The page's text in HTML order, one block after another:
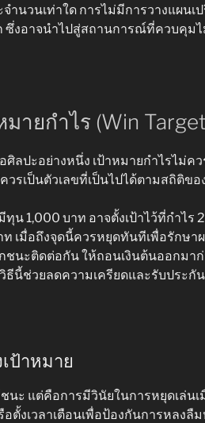
ำนวนเท่าใด การไม่มีการวางแผนเ
ซึ่งอาจนำไปสู่สถานการณ์ที่ควบคุม
ายกำไร (Win
ลปะอย่างหนึ่ง เป้าหมายกำไรไม่คว
รเป็นตัวเลขที่เป็นไปได้ตามสถิติขอ
ทุน 1,000 บาท อาจตั้งเป้าไว้ที่กำไร
เมื่อถึงจุดนี้ควรหยุดทันทีเพื่อรักษา
ชนะติดต่อกัน ให้ถอนเงินต้นออกมาก่
ธีนี้ช่วยลดความเครียดและรับประกั
ป้าหมาย
ะ แต่คือการมีวินัยในการหยุดเล่นเ
ตั้งเวลาเตือนเพื่อป้องกันการหลงลื